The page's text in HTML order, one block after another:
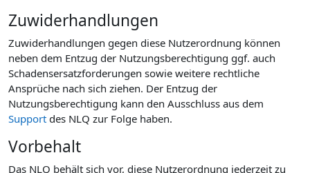
Zuwiderhandlungen
Zuwiderhandlungen gegen diese Nutzerordnung können
neben dem Entzug der Nutzungsberechtigung ggf. auch
Schadensersatzforderungen sowie weitere rechtliche
Ansprüche nach sich ziehen. Der Entzug der
Nutzungsberechtigung kann den Ausschluss aus dem
Support des NLQ zur Folge haben.
Vorbehalt
Das NLQ behält sich vor, diese Nutzerordnung jederzeit zu